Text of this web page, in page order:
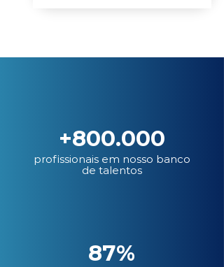
+800.000
profissionais em nosso banco
de talentos
87%